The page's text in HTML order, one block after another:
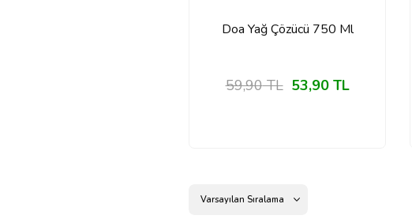
Doa Yağ Çözücü 750 Ml
59,90TL 53,90TL